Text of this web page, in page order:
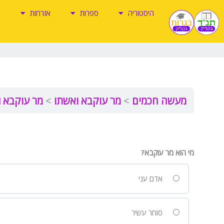
לתוכן
היסטוריה ספרות אזרחות
מעשה חכמים מר עוקבא ואשתו מר עוקבא
מי הוא מר עוקבא?
אדם עני
סוחר עשיר